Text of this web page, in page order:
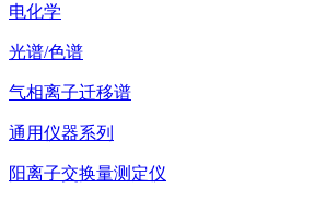
电化学
光谱/色谱
气相离子迁移谱
通用仪器系列
阳离子交换量测定仪